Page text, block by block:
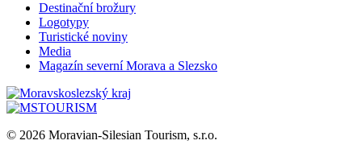
Destinační brožury
Logotypy
Turistické noviny
Media
Magazín severní Morava a Slezsko
© 2026 Moravian-Silesian Tourism, s.r.o.